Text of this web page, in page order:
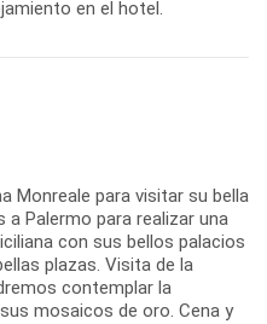
Monreale para visitar su bella
a Palermo para realizar una
con sus bellos palacios
plazas. Visita de la
contemplar la
mosaicos de oro. Cena y